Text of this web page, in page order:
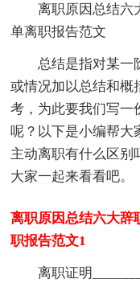
离职原因总结六
单离职报告范文
总结是指对某一
或情况加以总结和概
考，为此要我们写一
呢？以下是小编帮大
主动离职有什么区别
大家一起来看看吧。
离职原因总结六大辞
职报告范文1
离职证明